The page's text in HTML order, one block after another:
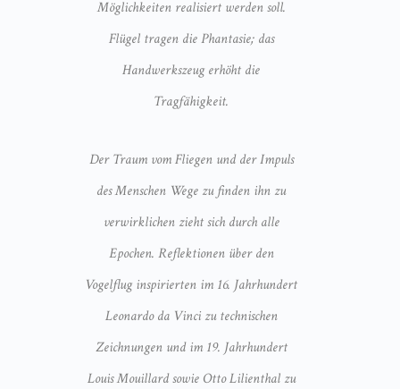
Möglichkeiten realisiert werden soll.
Flügel tragen die Phantasie; das
Handwerkszeug erhöht die
Tragfähigkeit.
Der Traum vom Fliegen und der Impuls
des Menschen Wege zu finden ihn zu
verwirklichen zieht sich durch alle
Epochen. Reflektionen über den
Vogelflug inspirierten im 16. Jahrhundert
Leonardo da Vinci zu technischen
Zeichnungen und im 19. Jahrhundert
Louis Mouillard sowie Otto Lilienthal zu